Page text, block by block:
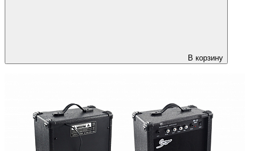
В корзину